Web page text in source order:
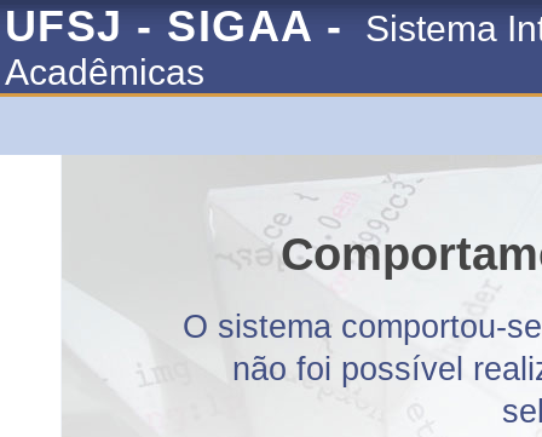
UFSJ - SIGAA -
Sistema
Acadêmicas
O sistema comportou-
não foi possível